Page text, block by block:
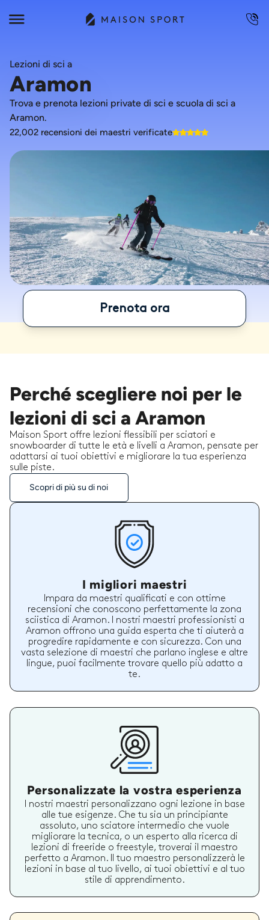
Lezioni di sci a
Aramon
Trova e prenota lezioni private di sci e scuola di sci a
Aramon.
22,002 recensioni dei maestri verificate
Prenota ora
Perché scegliere noi per le
lezioni di sci a Aramon
Maison Sport offre lezioni flessibili per sciatori e
snowboarder di tutte le età e livelli a Aramon, pensate per
adattarsi ai tuoi obiettivi e migliorare la tua esperienza
sulle piste.
Scopri di più su di noi
I migliori maestri
Impara da maestri qualificati e con ottime
recensioni che conoscono perfettamente la zona
sciistica di Aramon. I nostri maestri professionisti a
Aramon offrono una guida esperta che ti aiuterà a
progredire rapidamente e con sicurezza. Con una
vasta selezione di maestri che parlano inglese e altre
lingue, puoi facilmente trovare quello più adatto a
te.
Personalizzate la vostra esperienza
I nostri maestri personalizzano ogni lezione in base
alle tue esigenze. Che tu sia un principiante
assoluto, uno sciatore intermedio che vuole
migliorare la tecnica, o un esperto alla ricerca di
lezioni di freeride o freestyle, troverai il maestro
perfetto a Aramon. Il tuo maestro personalizzerà le
lezioni in base al tuo livello, ai tuoi obiettivi e al tuo
stile di apprendimento.